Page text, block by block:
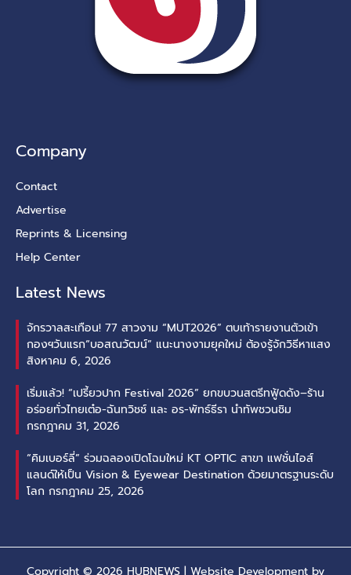
Company
Contact
Advertise
Reprints & Licensing
Help Center
Latest News
จักรวาลสะเทือน! 77 สาวงาม “MUT2026” ตบเท้ารายงานตัวเข้า
กองฯวันแรก“บอสณวัฒน์” แนะนางงามยุคใหม่ ต้องรู้จักวิธีหาแสง
สิงหาคม 6, 2026
เริ่มแล้ว! “เปรี้ยวปาก Festival 2026” ยกขบวนสตรีทฟู้ดดัง–ร้าน
อร่อยทั่วไทยเต๋อ-ฉันทวิชช์ และ อร-พัทธ์ธีรา นำทัพชวนชิม
กรกฎาคม 31, 2026
“คิมเบอร์ลี่” ร่วมฉลองเปิดโฉมใหม่ KT OPTIC สาขา แฟชั่นไอส์
แลนด์ให้เป็น Vision & Eyewear Destination ด้วยมาตรฐานระดับ
โลก กรกฎาคม 25, 2026
Copyright © 2026 HUBNEWS | Website Development by